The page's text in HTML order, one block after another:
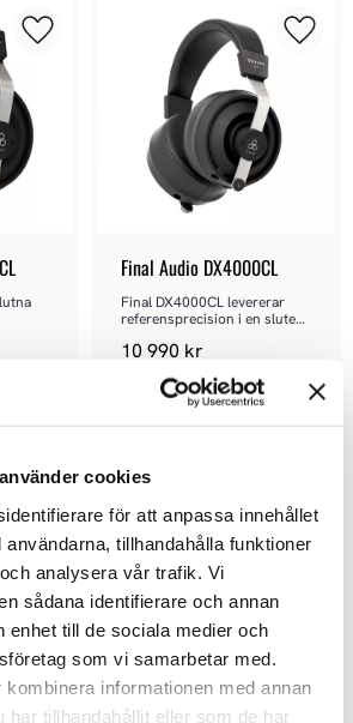
cookies
för att anpassa innehållet
tillhandahålla funktioner
analysera vår trafik. Vi
sådana identifierare och annan
enhet till de sociala medier och
som vi samarbetar med.
informationen med annan
har tillhandahållit eller som de har
Lägg till i favoriter
Final Audio DX4000CL
Final DX4000CL levererar
referensprecision i en sluten
10 990 kr
Lägg
Lägg till i favoriter
20%